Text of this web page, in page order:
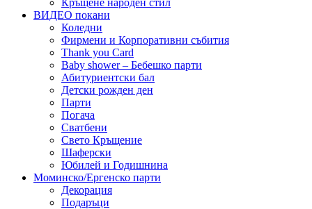
Кръщене народен стил
ВИДЕО покани
Коледни
Фирмени и Корпоративни събития
Thank you Card
Baby shower – Бебешко парти
Абитуриентски бал
Детски рожден ден
Парти
Погача
Сватбени
Свето Кръщение
Шаферски
Юбилей и Годишнина
Моминско/Ергенско парти
Декорация
Подаръци